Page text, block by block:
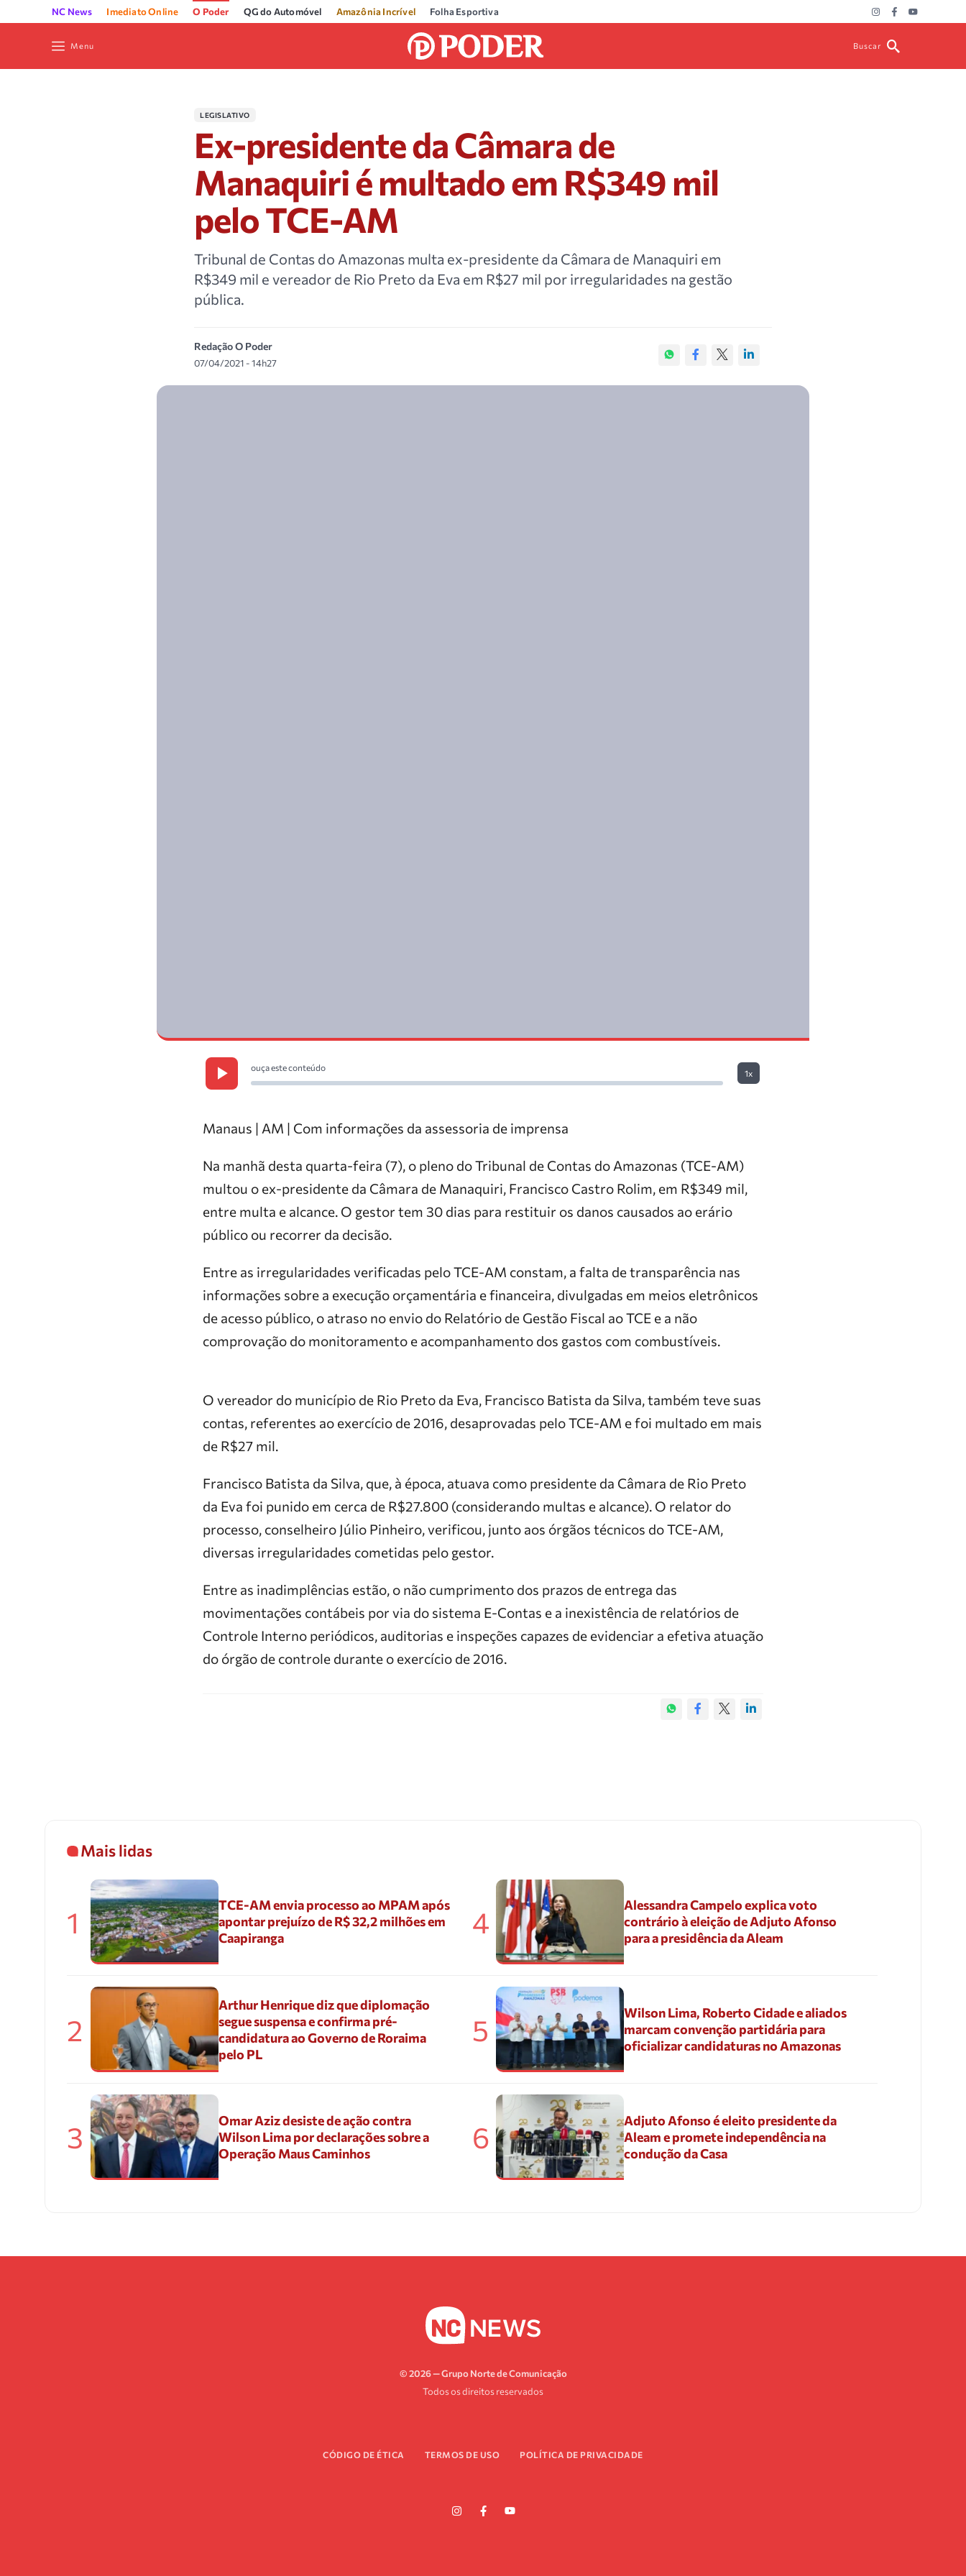
NC News Imediato Online O Poder QG do Automóvel Amazônia Incrível Folha Esportiva
Menu Buscar
LEGISLATIVO
Ex-presidente da Câmara de
Manaquiri é multado em R$349 mil
pelo TCE-AM
Tribunal de Contas do Amazonas multa ex-presidente da Câmara de Manaquiri em
R$349 mil e vereador de Rio Preto da Eva em R$27 mil por irregularidades na gestão
pública.
Redação O Poder
07/04/2021 - 14h27
ouça este conteúdo
1x
Manaus | AM | Com informações da assessoria de imprensa
Na manhã desta quarta-feira (7), o pleno do Tribunal de Contas do Amazonas (TCE-AM)
multou o ex-presidente da Câmara de Manaquiri, Francisco Castro Rolim, em R$349 mil,
entre multa e alcance. O gestor tem 30 dias para restituir os danos causados ao erário
público ou recorrer da decisão.
Entre as irregularidades verificadas pelo TCE-AM constam, a falta de transparência nas
informações sobre a execução orçamentária e financeira, divulgadas em meios eletrônicos
de acesso público, o atraso no envio do Relatório de Gestão Fiscal ao TCE e a não
comprovação do monitoramento e acompanhamento dos gastos com combustíveis.
O vereador do município de Rio Preto da Eva, Francisco Batista da Silva, também teve suas
contas, referentes ao exercício de 2016, desaprovadas pelo TCE-AM e foi multado em mais
de R$27 mil.
Francisco Batista da Silva, que, à época, atuava como presidente da Câmara de Rio Preto
da Eva foi punido em cerca de R$27.800 (considerando multas e alcance). O relator do
processo, conselheiro Júlio Pinheiro, verificou, junto aos órgãos técnicos do TCE-AM,
diversas irregularidades cometidas pelo gestor.
Entre as inadimplências estão, o não cumprimento dos prazos de entrega das
movimentações contábeis por via do sistema E-Contas e a inexistência de relatórios de
Controle Interno periódicos, auditorias e inspeções capazes de evidenciar a efetiva atuação
do órgão de controle durante o exercício de 2016.
Mais lidas
1
TCE-AM envia processo ao MPAM após
apontar prejuízo de R$ 32,2 milhões em
Caapiranga
2
Arthur Henrique diz que diplomação
segue suspensa e confirma pré-
candidatura ao Governo de Roraima
pelo PL
3
Omar Aziz desiste de ação contra
Wilson Lima por declarações sobre a
Operação Maus Caminhos
4
Alessandra Campelo explica voto
contrário à eleição de Adjuto Afonso
para a presidência da Aleam
5
Wilson Lima, Roberto Cidade e aliados
marcam convenção partidária para
oficializar candidaturas no Amazonas
6
Adjuto Afonso é eleito presidente da
Aleam e promete independência na
condução da Casa
© 2026 — Grupo Norte de Comunicação
Todos os direitos reservados
CÓDIGO DE ÉTICA TERMOS DE USO POLÍTICA DE PRIVACIDADE